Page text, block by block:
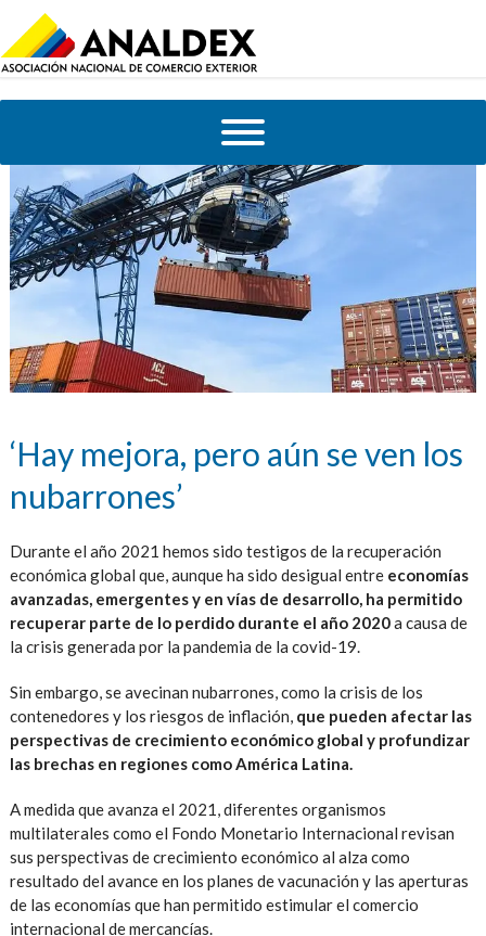
‘Hay mejora, pero aún se ven los
nubarrones’
Durante el año 2021 hemos sido testigos de la recuperación
económica global que, aunque ha sido desigual entreeconomías
avanzadas, emergentes y en vías de desarrollo, ha permitido
recuperar parte de lo perdido durante el año 2020a causa de
la crisis generada por la pandemia de la covid-19.
Sin embargo, se avecinan nubarrones, como la crisis de los
contenedores y los riesgos de inflación, que pueden afectar las
perspectivas de crecimiento económico global y profundizar
las brechas en regiones como América Latina.
A medida que avanza el 2021, diferentes organismos
multilaterales como el Fondo Monetario Internacional revisan
sus perspectivas de crecimiento económico al alza como
resultado del avance en los planes de vacunación y las aperturas
de las economías que han permitido estimular el comercio
internacional de mercancías.